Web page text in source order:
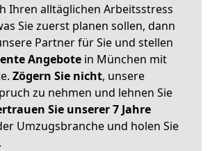
Ihren alltäglichen Arbeitsstress
Sie zuerst planen sollen, dann
Partner für Sie und stellen
Angebote in München mit
Zögern Sie nicht, unsere
zu nehmen und lehnen Sie
Sie unserer 7 Jahre
Umzugsbranche und holen Sie